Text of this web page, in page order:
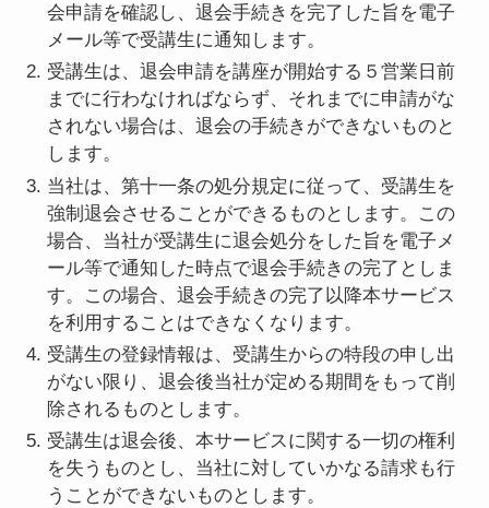
会申請を確認し、退会手続きを完了した旨を電子
メール等で受講生に通知します。
受講生は、退会申請を講座が開始する５営業日前
までに行わなければならず、それまでに申請がな
されない場合は、退会の手続きができないものと
します。
当社は、第十一条の処分規定に従って、受講生を
強制退会させることができるものとします。この
場合、当社が受講生に退会処分をした旨を電子メ
ール等で通知した時点で退会手続きの完了としま
す。この場合、退会手続きの完了以降本サービス
を利用することはできなくなります。
受講生の登録情報は、受講生からの特段の申し出
がない限り、退会後当社が定める期間をもって削
除されるものとします。
受講生は退会後、本サービスに関する一切の権利
を失うものとし、当社に対していかなる請求も行
うことができないものとします。